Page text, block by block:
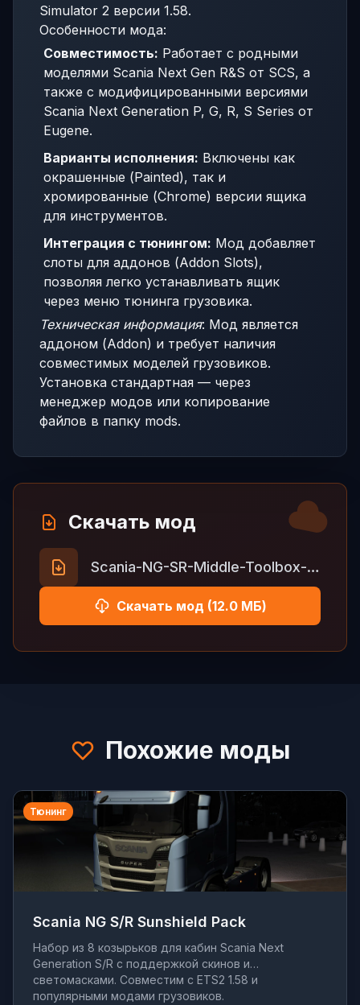
Simulator 2 версии 1.58.
Особенности мода:
Совместимость: Работает с родными
моделями Scania Next Gen R&S от SCS, а
также с модифицированными версиями
Scania Next Generation P, G, R, S Series от
Eugene.
Варианты исполнения: Включены как
окрашенные (Painted), так и
хромированные (Chrome) версии ящика
для инструментов.
Интеграция с тюнингом: Мод добавляет
слоты для аддонов (Addon Slots),
позволяя легко устанавливать ящик
через меню тюнинга грузовика.
Техническая информация: Мод является
аддоном (Addon) и требует наличия
совместимых моделей грузовиков.
Установка стандартная — через
менеджер модов или копирование
файлов в папку mods.
Скачать мод
Scania-NG-SR-Middle-Toolbox-v1.58.rar
Скачать мод (12.0 МБ)
Похожие моды
Тюнинг
Scania NG S/R Sunshield Pack
Набор из 8 козырьков для кабин Scania Next
Generation S/R с поддержкой скинов и
светомасками. Совместим с ETS2 1.58 и
популярными модами грузовиков.